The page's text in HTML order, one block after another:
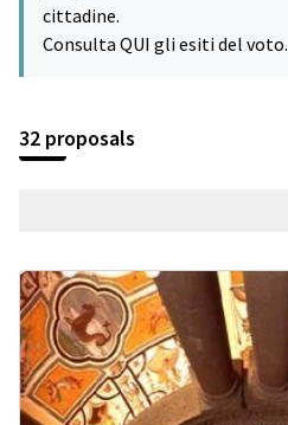
cittadine.
Consulta QUI gli esiti del voto.
32 proposals